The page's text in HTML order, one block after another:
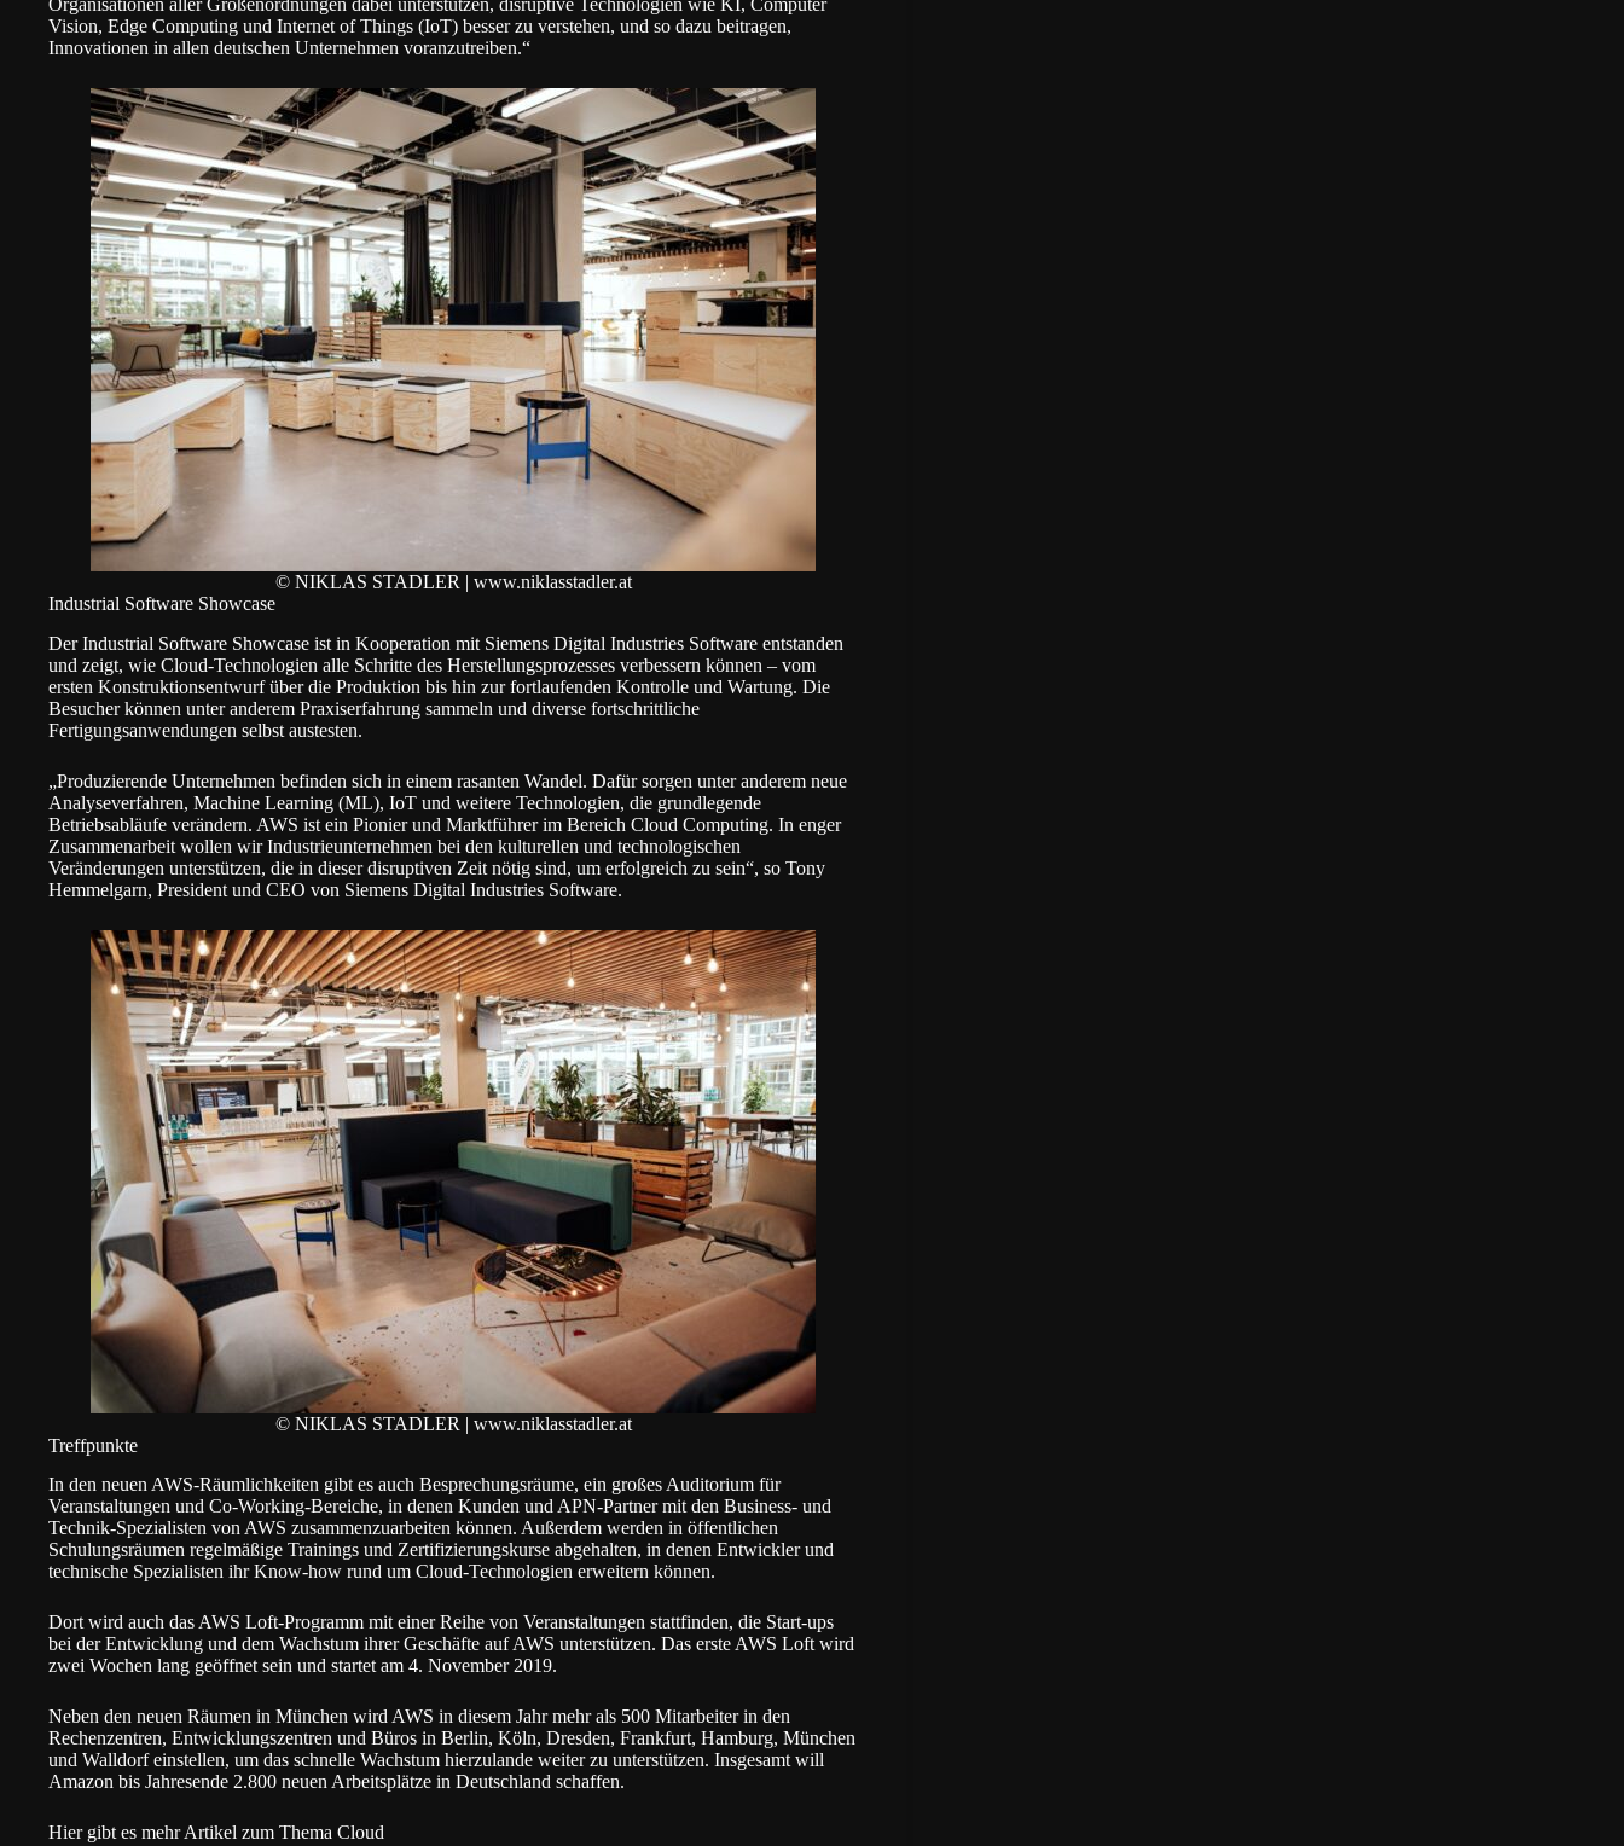
Vision, Edge Computing und Internet of Things (IoT) besser zu verstehen, und so dazu beitragen,
Innovationen in allen deutschen Unternehmen voranzutreiben.“
© NIKLAS STADLER | www.niklasstadler.at
Industrial Software Showcase
Der Industrial Software Showcase ist in Kooperation mit Siemens Digital Industries Software entstanden
und zeigt, wie Cloud-Technologien alle Schritte des Herstellungsprozesses verbessern können – vom
ersten Konstruktionsentwurf über die Produktion bis hin zur fortlaufenden Kontrolle und Wartung. Die
Besucher können unter anderem Praxiserfahrung sammeln und diverse fortschrittliche
Fertigungsanwendungen selbst austesten.
„Produzierende Unternehmen befinden sich in einem rasanten Wandel. Dafür sorgen unter anderem neue
Analyseverfahren, Machine Learning (ML), IoT und weitere Technologien, die grundlegende
Betriebsabläufe verändern. AWS ist ein Pionier und Marktführer im Bereich Cloud Computing. In enger
Zusammenarbeit wollen wir Industrieunternehmen bei den kulturellen und technologischen
Veränderungen unterstützen, die in dieser disruptiven Zeit nötig sind, um erfolgreich zu sein“, so Tony
Hemmelgarn, President und CEO von Siemens Digital Industries Software.
© NIKLAS STADLER | www.niklasstadler.at
Treffpunkte
In den neuen AWS-Räumlichkeiten gibt es auch Besprechungsräume, ein großes Auditorium für
Veranstaltungen und Co-Working-Bereiche, in denen Kunden und APN-Partner mit den Business- und
Technik-Spezialisten von AWS zusammenzuarbeiten können. Außerdem werden in öffentlichen
Schulungsräumen regelmäßige Trainings und Zertifizierungskurse abgehalten, in denen Entwickler und
technische Spezialisten ihr Know-how rund um Cloud-Technologien erweitern können.
Dort wird auch das AWS Loft-Programm mit einer Reihe von Veranstaltungen stattfinden, die Start-ups
bei der Entwicklung und dem Wachstum ihrer Geschäfte auf AWS unterstützen. Das erste AWS Loft wird
zwei Wochen lang geöffnet sein und startet am 4. November 2019.
Neben den neuen Räumen in München wird AWS in diesem Jahr mehr als 500 Mitarbeiter in den
Rechenzentren, Entwicklungszentren und Büros in Berlin, Köln, Dresden, Frankfurt, Hamburg, München
und Walldorf einstellen, um das schnelle Wachstum hierzulande weiter zu unterstützen. Insgesamt will
Amazon bis Jahresende 2.800 neuen Arbeitsplätze in Deutschland schaffen.
Hier gibt es mehr Artikel zum Thema Cloud